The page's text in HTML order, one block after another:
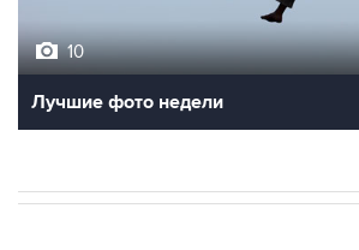
10
Лучшие фото недели